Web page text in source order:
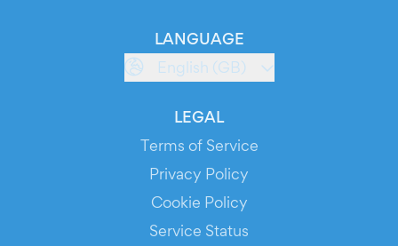
LANGUAGE
English (GB)
LEGAL
Terms of Service
Privacy Policy
Cookie Policy
Service Status